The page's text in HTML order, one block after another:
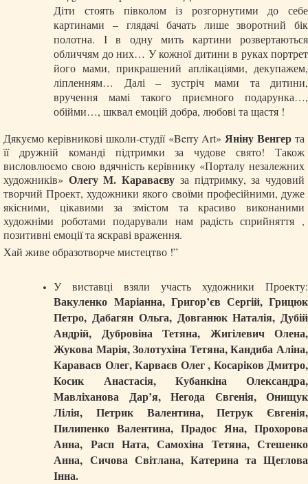
Діти стоять півколом із розгорнутими до себе
картинами – глядачі бачать лише зворотний бік
полотна. І в одну мить картини розвертаються
обличчям до них… У кожної дитини в руках портрет
його мами, прикрашений аплікаціями, декупажем,
ліпленням… Далі – зустріч мами та дитини,
вручення мамі такого приємного подарунка…,
обійми…, шквал емоцій добра, любові та щастя !
Дякуємо керівникові школи-студії «Berry Art» Яніну Венгер та
її дружній команді підтримки за чудове свято! Також
висловлюємо свою вдячність керівнику «Порталу незалежних
художників» Олегу М. Караваєву за підтримку, за чудовий
творчий Проект, художники якого своїми професійними, дуже
якісними, цікавими за змістом та красиво виконаними
художніми роботами подарували нам радість сприйняття ,
позитивні емоції та яскраві враження.
Хай живе образотворче мистецтво !”
У виставці взяли участь художники Проекту:
Вакуленко Маріанна, Григор’єв Сергій, Грицюк
Петро, ​​Дабагян Ольга, Довганюк Наталія, Дубій
Андрій, Дубровіна Тетяна, Жигілевич Олена,
Жукова Марія, Золотухіна Тетяна, Кандиба Аліна,
Караваєв Олег, Карваєв Олег , Косаріков Дмитро,
Косик Анастасія, Кубанкіна Олександра,
Мавліханова Дар’я, Негода Євгенія, Онищук
Лілія, Петрик Валентина, Петрук Євгенія,
Пилипенко Валентина, Прадос Яна, Прохорова
Анна, Расп Ната, Самохіна Тетяна, Стешенко
Анна, Сичова Світлана, Катерина та Щеглова
Інна.